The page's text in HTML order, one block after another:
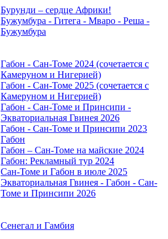
Бурунди – сердце Африки!
Бужумбура - Гитега - Мваро - Реша -
Бужумбура
Габон - Сан-Томе 2024 (сочетается с
Камеруном и Нигерией)
Габон - Сан-Томе 2025 (сочетается с
Камеруном и Нигерией)
Габон - Сан-Томе и Принсипи -
Экваториальная Гвинея 2026
Габон - Сан-Томе и Принсипи 2023
Габон
Габон – Сан-Томе на майские 2024
Габон: Рекламный тур 2024
Сан-Томе и Габон в июле 2025
Экваториальная Гвинея - Габон - Сан-
Томе и Принсипи 2026
Сенегал и Гамбия